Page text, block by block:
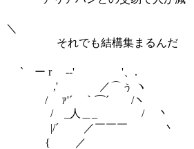
結構集まるんだ
-‐' '、.
⌒ぅ ヽ
｀⌒´ /ヽ
＿_ / 丶
￣￣￣ 丶
／